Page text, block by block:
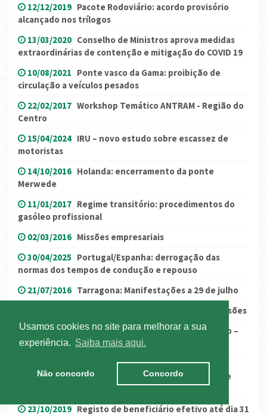
Usamos cookies no site para melhorar a sua
experiência.
Saiba mais aqui.
Não concordo Concordo
12/12/2019 Pacote Rodoviário: acordo provisório
alcançado nos trílogos
13/03/2020 Conselho de Ministros aprova medidas
extraordinárias de contenção e mitigação do COVID 19
10/08/2021 Ponte vasco da Gama: proibição de
circulação a veículos pesados
22/02/2017 Workshop Temático ANTRAM - Região do
Centro
15/04/2024 IRU – novo estudo sobre escassez de
motoristas
14/10/2016 Holanda: encerramento da ponte
Merwede
11/01/2017 Regime transitório: procedimentos do
gasóleo profissional
02/03/2016 Missões empresariais
30/04/2025 Portugal/Espanha: derrogação das
normas dos tempos de condução e repouso
21/07/2016 Tarragona: Manifestações a 29 de julho
Novo regulamento de Pesos e dimensões
24/10/2017 Revisão da Diretiva do Destacamento –
Novidades
Segurança Social: Empresas devem
atualizar dados dos contratos de trabalho até 31 de
23/10/2019 Registo de beneficiário efetivo até dia 31